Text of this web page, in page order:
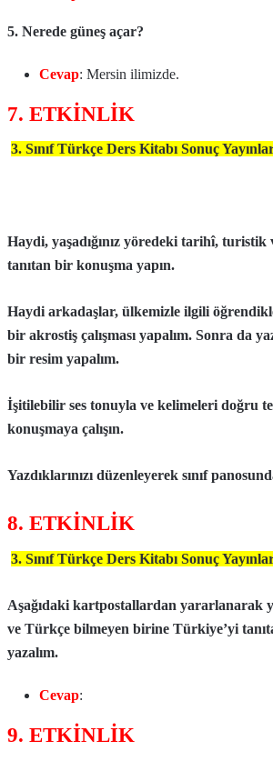
5. Nerede güneş açar?
Cevap: Mersin ilimizde.
7. ETKİNLİK
3. Sınıf Türkçe Ders Kitabı Sonuç
Haydi, yaşadığınız yöredeki tarihî,
tanıtan bir konuşma yapın.
Haydi arkadaşlar, ülkemizle ilgili
bir akrostiş çalışması yapalım. Sonra da
bir resim yapalım.
İşitilebilir ses tonuyla ve kelimeleri doğru
konuşmaya çalışın.
Yazdıklarınızı düzenleyerek sınıf
8. ETKİNLİK
3. Sınıf Türkçe Ders Kitabı Sonuç
Aşağıdaki kartpostallardan yararlanarak
ve Türkçe bilmeyen birine Türkiye’yi
yazalım.
Cevap:
9. ETKİNLİK